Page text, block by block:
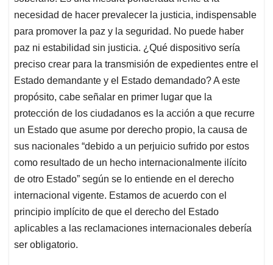
necesidad de hacer prevalecer la justicia, indispensable
para promover la paz y la seguridad. No puede haber
paz ni estabilidad sin justicia. ¿Qué dispositivo sería
preciso crear para la transmisión de expedientes entre el
Estado demandante y el Estado demandado? A este
propósito, cabe señalar en primer lugar que la
protección de los ciudadanos es la acción a que recurre
un Estado que asume por derecho propio, la causa de
sus nacionales “debido a un perjuicio sufrido por estos
como resultado de un hecho internacionalmente ilícito
de otro Estado” según se lo entiende en el derecho
internacional vigente. Estamos de acuerdo con el
principio implícito de que el derecho del Estado
aplicables a las reclamaciones internacionales debería
ser obligatorio.